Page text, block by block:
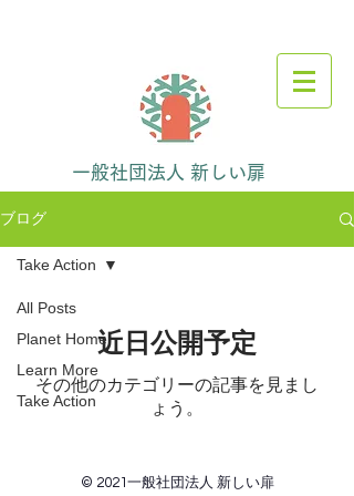
一般社団法人 新しい扉
ブログ
All Posts
Planet Home
Learn More
Take Action
Take Action
近日公開予定
その他のカテゴリーの記事を見まし
ょう。
© 2021一般社団法人 新しい扉